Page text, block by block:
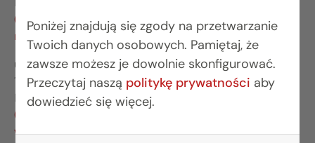
Poniżej znajdują się zgody na przetwarzanie
Twoich danych osobowych. Pamiętaj, że
zawsze możesz je dowolnie skonfigurować.
Przeczytaj naszą politykę prywatności aby
dowiedzieć się więcej.
(85) 749 99 09
mieszkania@rogowskidevelopment.pl
ul. Legionowa 28 lok. 202
15-281 Białystok
BIURO WARSZAWA
(22) 642 03 55
warszawa@rogowskidevelopment.pl